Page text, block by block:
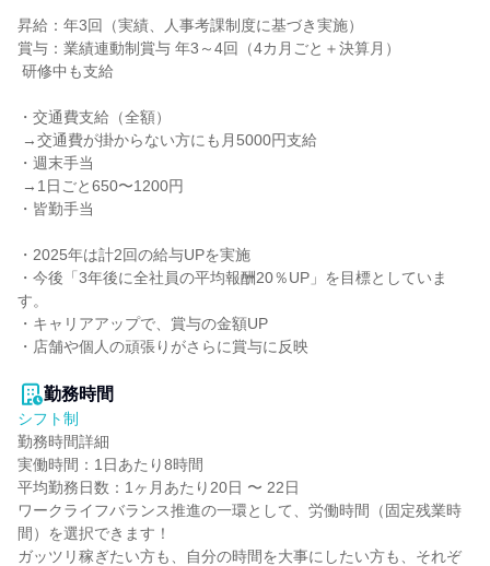
昇給：年3回（実績、人事考課制度に基づき実施）
賞与：業績連動制賞与 年3～4回（4カ月ごと＋決算月）
・交通費支給（全額）
・週末手当
・皆勤手当
・2025年は計2回の給与UPを実施
・今後「3年後に全社員の平均報酬20％UP」を目標としていま
す。
・キャリアアップで、賞与の金額UP
・店舗や個人の頑張りがさらに賞与に反映
勤務時間
シフト制
勤務時間詳細
実働時間：1日あたり8時間
平均勤務日数：1ヶ月あたり20日 〜 22日
ワークライフバランス推進の一環として、労働時間（固定残業時
間）を選択できます！
ガッツリ稼ぎたい方も、自分の時間を大事にしたい方も、それぞ